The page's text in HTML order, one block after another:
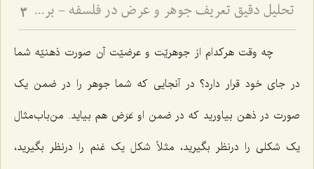
تحلیل دقیق تعریف جوهر و عرض در فلسفه - بررسی نسبت وجود ذهنی با ماهیت جوهری و عرضی 3
چه وقت هرکدام از جوهریّت و عرضیّت آن صورت ذهنیّه شما
در جاى خود قرار دارد؟ در آنجایى که شما جوهر را در ضمن یک
صورت در ذهن بیاورید که در ضمن او عَرَض هم بیاید. من‌باب‌مثال
یک شکلى را درنظر بگیرید، مثلاً شکل یک غنم را درنظر بگیرید،